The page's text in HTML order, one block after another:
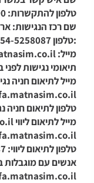
טלפון להתקשרות: 050-3900190
שם רכז הנגישות:
:טלפון 054-5258087
מייל:
תיאומי נגישות לפני
מייל לתיאום חניה
טלפון לתיאום חניה נגישה:
מייל לתיאום ליווי
טלפון לתיאום ליווי: 054-5258087
אנשים עם מוגבלות